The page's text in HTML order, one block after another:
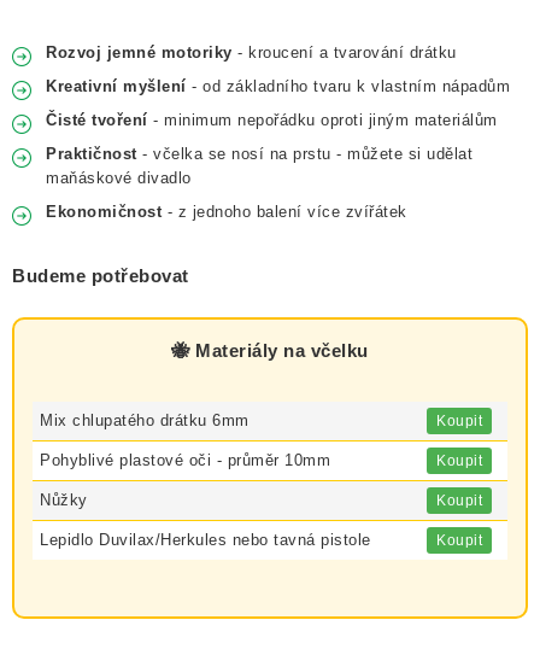
Rozvoj jemné motoriky - kroucení a tvarování drátku
Kreativní myšlení - od základního tvaru k vlastním nápadům
Čisté tvoření - minimum nepořádku oproti jiným materiálům
Praktičnost- včelka se nosí na prstu - můžete si udělat
maňáskové divadlo
Ekonomičnost- z jednoho balení více zvířátek
Budeme potřebovat
🐝 Materiály na včelku
Mix chlupatého drátku 6mm Koupit
Pohyblivé plastové oči - průměr 10mm Koupit
Nůžky Koupit
Lepidlo Duvilax/Herkules nebo tavná pistole Koupit